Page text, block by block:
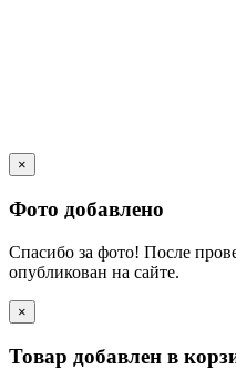
×
Фото добавлено
Спасибо за фото! После
опубликован на сайте.
×
Товар добавлен в